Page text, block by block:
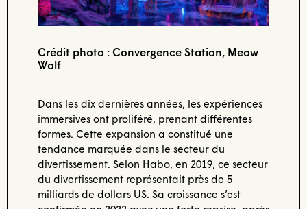
Crédit photo : Convergence Station, Meow
Wolf
Dans les dix dernières années, les expériences
immersives ont proliféré, prenant différentes
formes. Cette expansion a constitué une
tendance marquée dans le secteur du
divertissement. Selon Habo, en 2019, ce secteur
du divertissement représentait près de 5
milliards de dollars US. Sa croissance s’est